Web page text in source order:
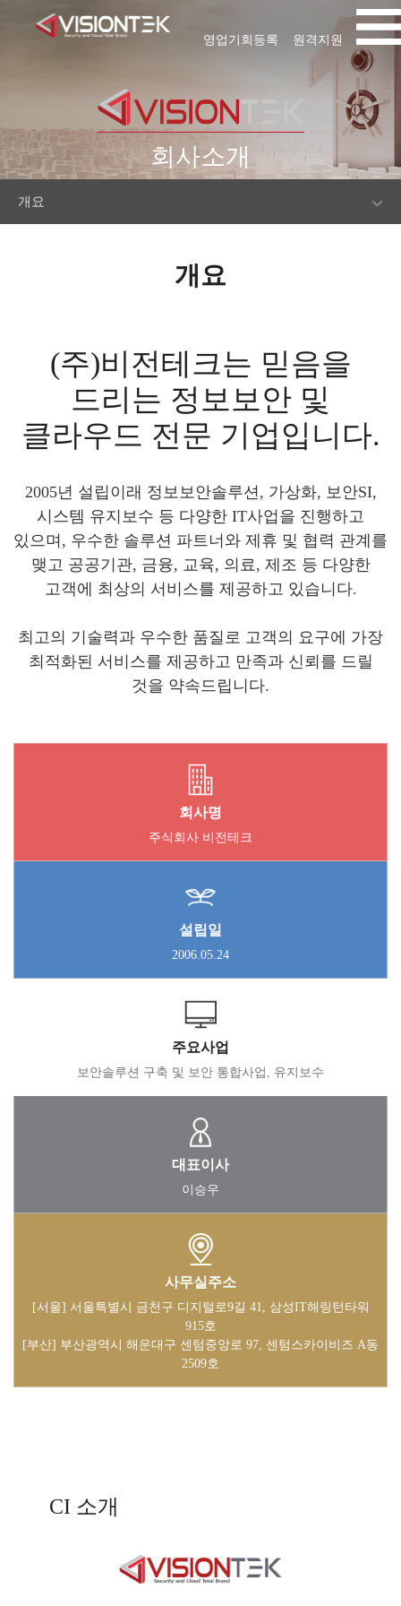
원격지원
영업기회등록
회사소개
개요
개요
(주)비전테크는 믿음을
드리는 정보보안 및
클라우드 전문 기업입니다.
2005년 설립이래 정보보안솔루션, 가상화, 보안SI,
시스템 유지보수 등 다양한 IT사업을 진행하고
있으며, 우수한 솔루션 파트너와 제휴 및 협력 관계를
맺고 공공기관, 금융, 교육, 의료, 제조 등 다양한
고객에 최상의 서비스를 제공하고 있습니다.
최고의 기술력과 우수한 품질로 고객의 요구에 가장
최적화된 서비스를 제공하고 만족과 신뢰를 드릴
것을 약속드립니다.
회사명
주식회사 비전테크
설립일
2006.05.24
주요사업
보안솔루션 구축 및 보안 통합사업, 유지보수
대표이사
이승우
사무실주소
[서울] 서울특별시 금천구 디지털로9길 41, 삼성IT해링턴타워
915호
[부산] 부산광역시 해운대구 센텀중앙로 97, 센텀스카이비즈 A동
2509호
CI 소개